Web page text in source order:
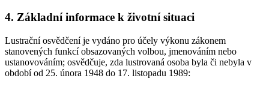
4. Základní informace k životní situaci
Lustrační osvědčení je vydáno pro účely výkonu zákonem
stanovených funkcíobsazovaných volbou, jmenováním nebo
ustanovováním; osvědčuje, zda lustrovaná osoba byla či nebyla v
období od 25. února 1948 do 17. listopadu 1989: